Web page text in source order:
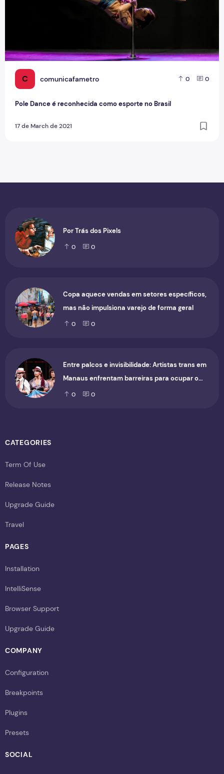
C comunicafametro 0 0
Pole Dance é reconhecida como esporte no Brasil
17 de March de 2021
Por Trás dos Pixels
0 0
Copa aquece vendas em setores específicos,
mas não impulsiona varejo de forma geral
0 0
Entre palcos e invisibilidade: Artistas trans em
Manaus enfrentam barreiras para ocupar o
cenário cultural
0 0
CATEGORIES
Term Of Use
Release Notes
Upgrade Guide
Travel
PAGES
Installation
IntelliSense
Browser Support
Upgrade Guide
COMPANY
Configuration
Breakpoints
Plugins
Presets
SOCIAL